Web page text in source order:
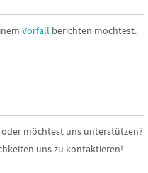
Vorfall berichten möchtest.
oder möchtest uns unterstützen?
uns zu kontaktieren!